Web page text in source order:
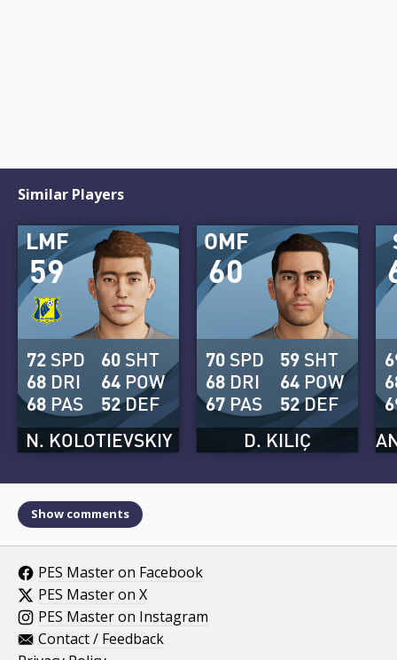
Similar Players
59
LMF
N. KOLOTIEVSKIY
72 SPD
68 DRI
68 PAS
60 SHT
64 POW
52DEF
60
OMF
D. KILIÇ
70 SPD
68 DRI
67 PAS
59 SHT
64 POW
52DEF
Show comments
PES Master on Facebook
PES Master on X
PES Master on Instagram
Contact / Feedback